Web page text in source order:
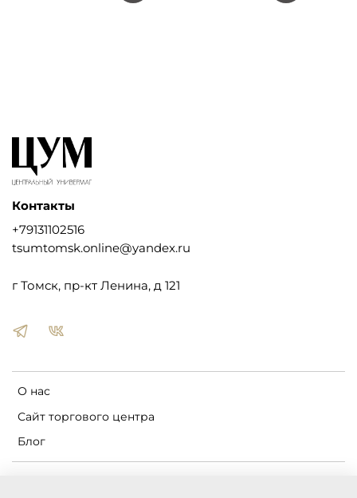
О нас
Сайт торгового центра
Блог
Контакты
+79131102516
tsumtomsk.online@yandex.ru
г Томск, пр-кт Ленина, д 121